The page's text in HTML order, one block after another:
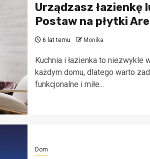
Urządzasz łazienkę
Postaw na płytki
6 lat temu Monika
Kuchnia i łazienka to niezwykle
każdym domu, dlatego warto
funkcjonalne i miłe...
Dom